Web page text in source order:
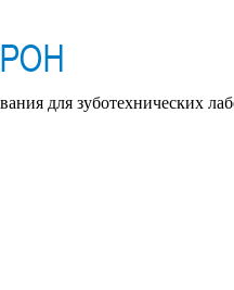
для зуботехнических